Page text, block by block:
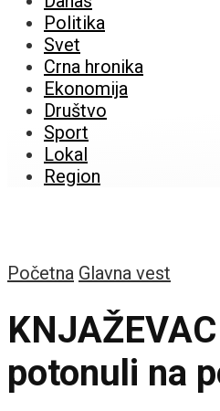
Politika
Svet
Crna hronika
Ekonomija
Društvo
Sport
Lokal
Region
Početna Glavna vest
potonuli na